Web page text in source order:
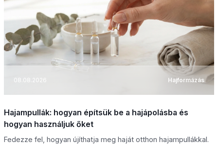
08.08.2026 Hajformázás
Hajampullák: hogyan építsük be a hajápolásba és
hogyan használjuk őket
Fedezze fel, hogyan újíthatja meg haját otthon hajampullákkal.